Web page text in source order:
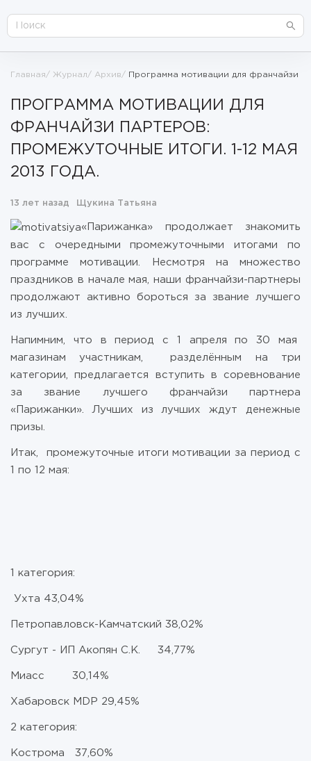
Главная Журнал Архив Программа мотивации для франчайзи
ПРОГРАММА МОТИВАЦИИ ДЛЯ
ФРАНЧАЙЗИ ПАРТЕРОВ:
ПРОМЕЖУТОЧНЫЕ ИТОГИ. 1-12 МАЯ
2013 ГОДА.
13 лет назад Щукина Татьяна
«Парижанка» продолжает знакомить
вас с очередными промежуточными итогами по
программе мотивации. Несмотря на множество
праздников в начале мая, наши франчайзи-партнеры
продолжают активно бороться за звание лучшего
из лучших.
Напимним, что в период с 1 апреля по 30 мая
магазинам участникам, разделённым на три
категории, предлагается вступить в соревнование
за звание лучшего франчайзи партнера
«Парижанки». Лучших из лучших ждут денежные
призы.
Итак, промежуточные итоги мотивации за период с
1 по 12 мая:
1 категория:
Ухта 43,04%
Петропавловск-Камчатский 38,02%
Сургут - ИП Акопян С.К. 34,77%
Миасс 30,14%
Хабаровск MDP 29,45%
2 категория:
Кострома 37,60%